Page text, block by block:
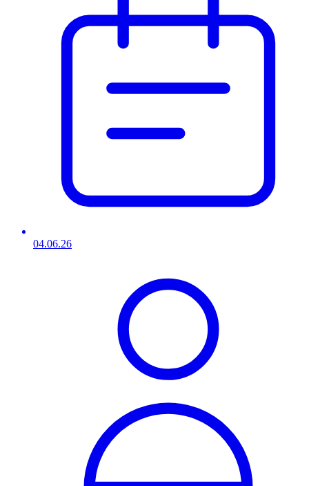
04.06.26